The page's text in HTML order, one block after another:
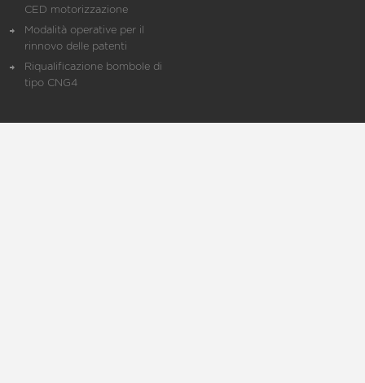
CED motorizzazione
Modalità operative per il
rinnovo delle patenti
Riqualificazione bombole di
tipo CNG4